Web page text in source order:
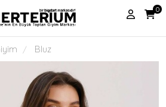
0
Bluz